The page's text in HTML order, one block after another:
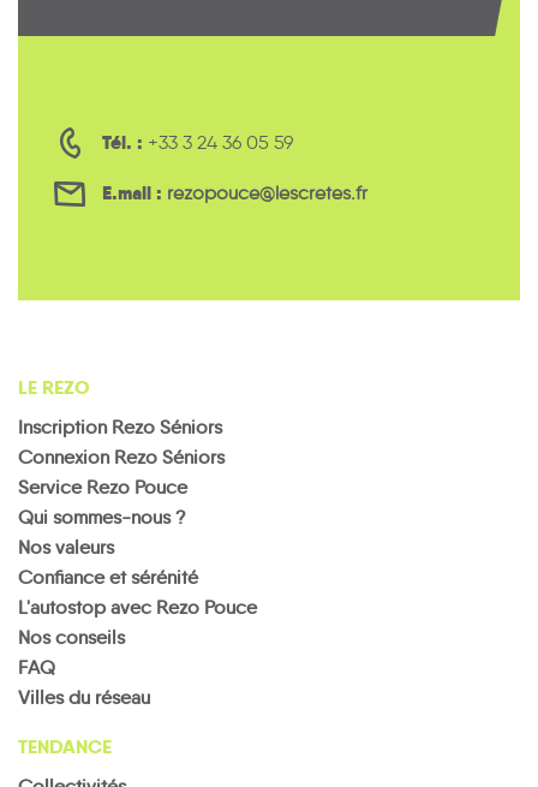
Tél. : +33 3 24 36 05 59
E.mail : rezopouce@lescretes.fr
LE REZO
Inscription Rezo Séniors
Connexion Rezo Séniors
Service Rezo Pouce
Qui sommes-nous ?
Nos valeurs
Confiance et sérénité
L'autostop avec Rezo Pouce
Nos conseils
FAQ
Villes du réseau
TENDANCE